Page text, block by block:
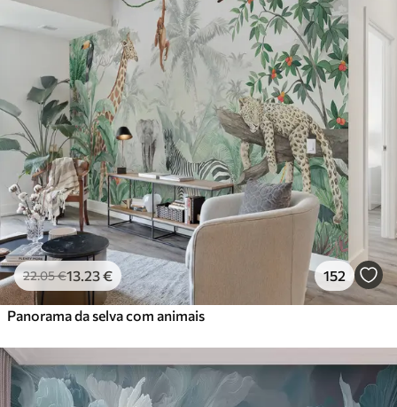
22.05€13 .23€ 152
Panorama da selva com animais